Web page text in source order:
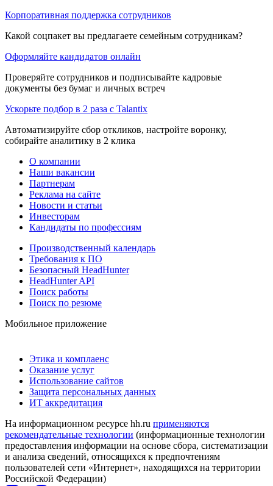
Корпоративная поддержка сотрудников
Какой соцпакет вы предлагаете семейным сотрудникам?
Оформляйте кандидатов онлайн
Проверяйте сотрудников и подписывайте кадровые
документы без бумаг и личных встреч
Ускорьте подбор в 2 раза с Talantix
Автоматизируйте сбор откликов, настройте воронку,
собирайте аналитику в 2 клика
О компании
Наши вакансии
Партнерам
Реклама на сайте
Новости и статьи
Инвесторам
Кандидаты по профессиям
Производственный календарь
Требования к ПО
Безопасный HeadHunter
HeadHunter API
Поиск работы
Поиск по резюме
Мобильное приложение
Этика и комплаенс
Оказание услуг
Использование сайтов
Защита персональных данных
ИТ аккредитация
На информационном ресурсе hh.ru применяются
рекомендательные технологии (информационные технологии
предоставления информации на основе сбора, систематизации
и анализа сведений, относящихся к предпочтениям
пользователей сети «Интернет», находящихся на территории
Российской Федерации)